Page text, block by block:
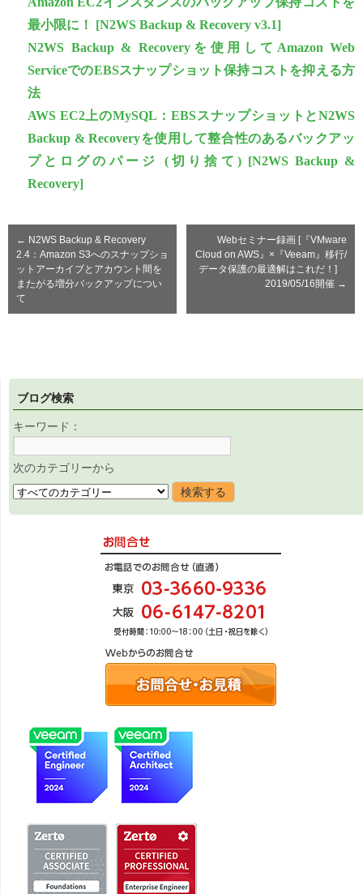
最小限に！ [N2WS Backup & Recovery v3.1]
N2WS Backup & Recoveryを使用してAmazon Web
ServiceでのEBSスナップショット保持コストを抑える方
法
AWS EC2上のMySQL：EBSスナップショットとN2WS
Backup & Recoveryを使用して整合性のあるバックアッ
プとログのパージ (切り捨て) [N2WS Backup &
Recovery]
← N2WS Backup & Recovery
2.4：Amazon S3へのスナップショ
ットアーカイブとアカウント間を
またがる増分バックアップについ
て
Webセミナー録画 [『VMware
Cloud on AWS』×『Veeam』移行/
データ保護の最適解はこれだ！]
2019/05/16開催 →
ブログ検索
キーワード：
次のカテゴリーから